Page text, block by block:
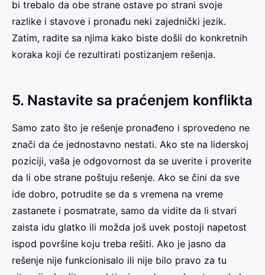
bi trebalo da obe strane ostave po strani svoje
razlike i stavove i pronađu neki zajednički jezik.
Zatim, radite sa njima kako biste došli do konkretnih
koraka koji će rezultirati postizanjem rešenja.
5. Nastavite sa praćenjem konflikta
Samo zato što je rešenje pronađeno i sprovedeno ne
znači da će jednostavno nestati. Ako ste na liderskoj
poziciji, vaša je odgovornost da se uverite i proverite
da li obe strane poštuju rešenje. Ako se čini da sve
ide dobro, potrudite se da s vremena na vreme
zastanete i posmatrate, samo da vidite da li stvari
zaista idu glatko ili možda još uvek postoji napetost
ispod površine koju treba rešiti. Ako je jasno da
rešenje nije funkcionisalo ili nije bilo pravo za tu